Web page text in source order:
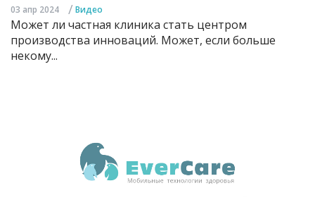
03 апр 2024 / Видео
Может ли частная клиника стать центром
производства инноваций. Может, если больше
некому...